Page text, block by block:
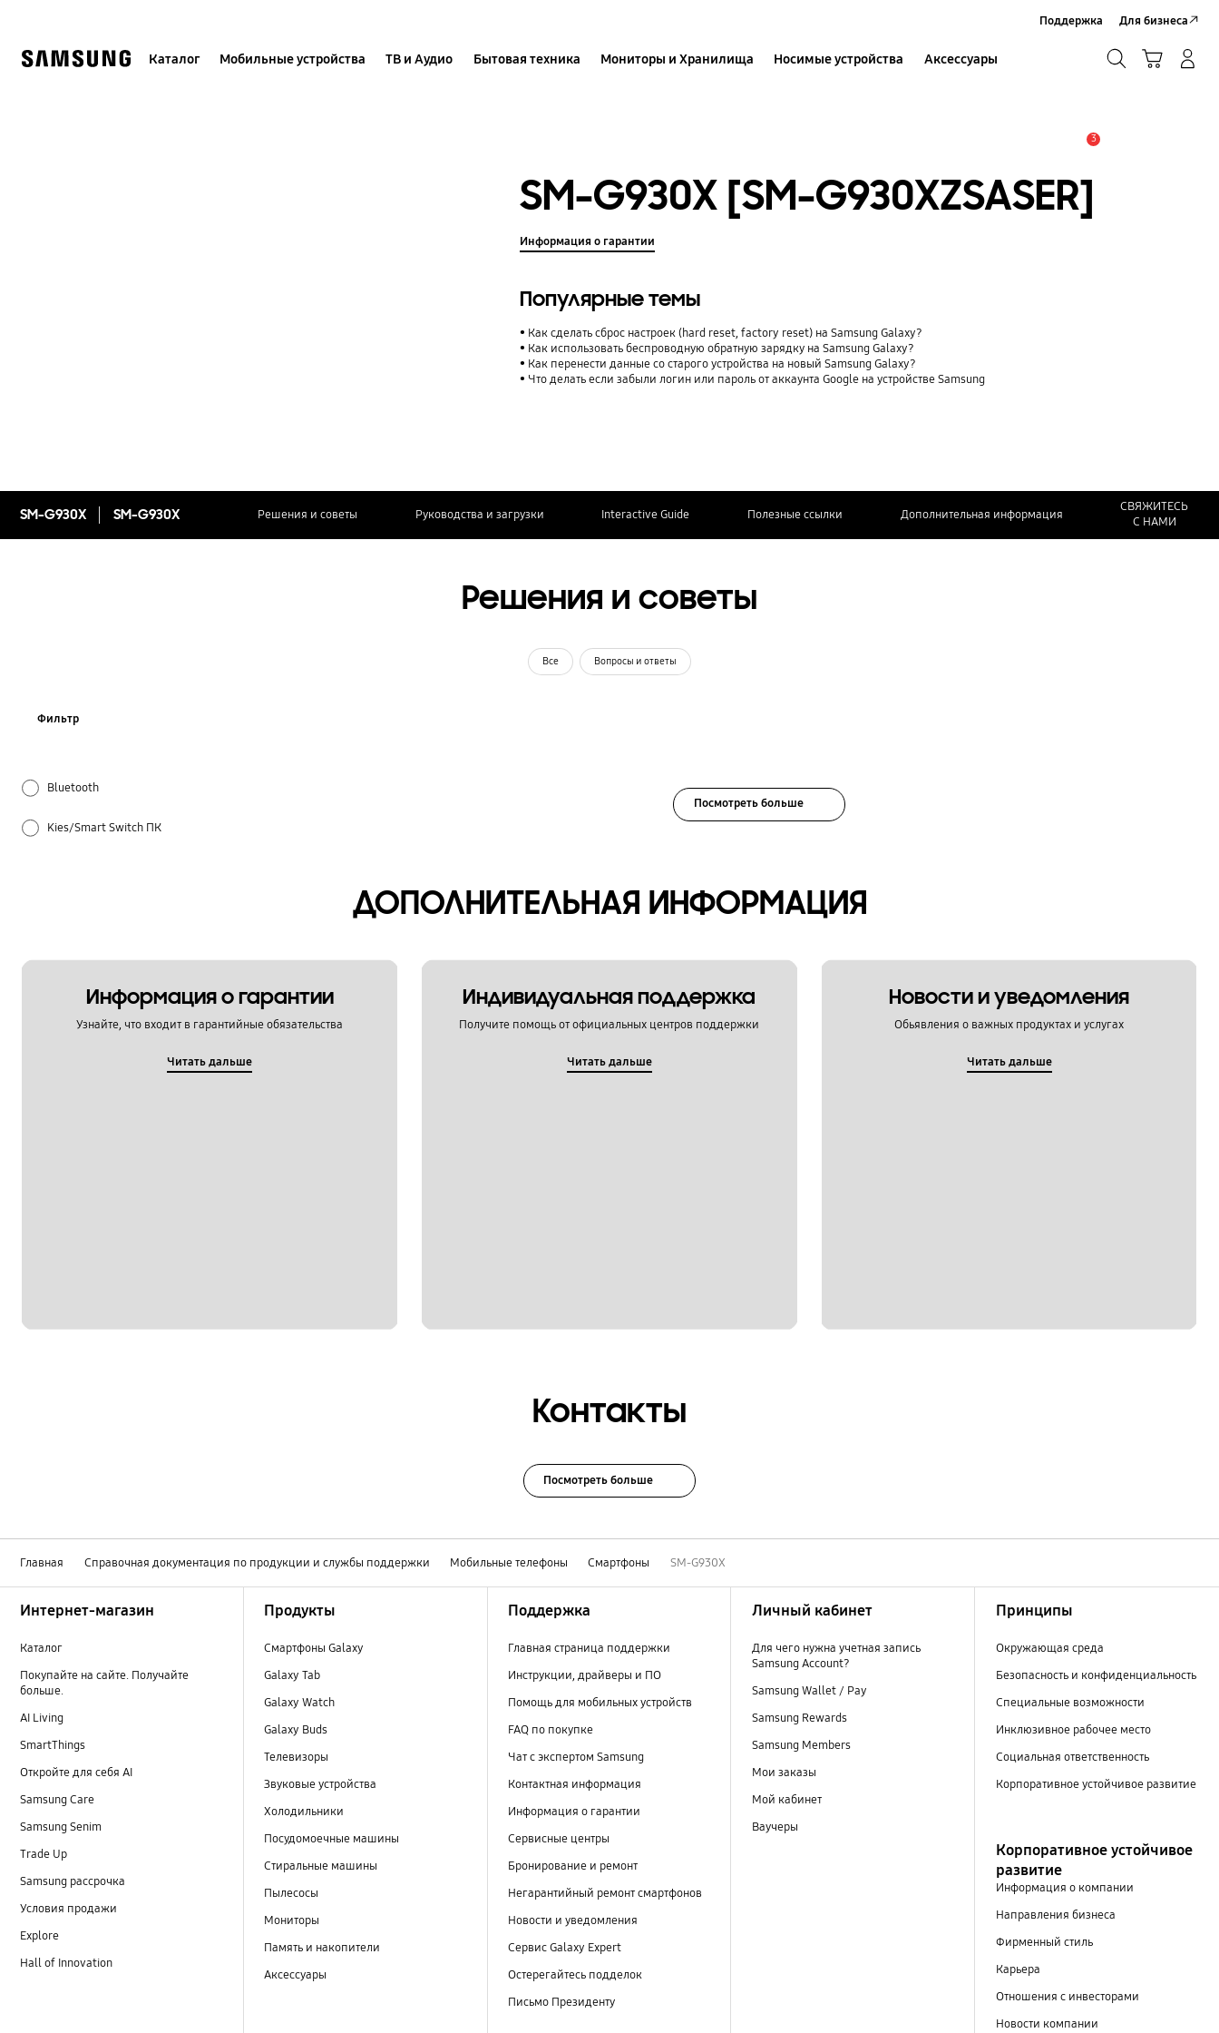
Каталог Мобильные устройства ТВ и Аудио Бытовая техника Мониторы и Хранилища Носимые устройства Аксессуары
Поддержка Для бизнеса
3
SM-G930X [SM-G930XZSASER]
Информация о гарантии
Популярные темы
Как сделать сброс настроек (hard reset, factory reset) на Samsung Galaxy?
Как использовать беспроводную обратную зарядку на Samsung Galaxy?
Как перенести данные со старого устройства на новый Samsung Galaxy?
Что делать если забыли логин или пароль от аккаунта Google на устройстве Samsung
SM-G930X SM-G930X Решения и советы Руководства и загрузки Interactive Guide Полезные ссылки Дополнительная информация
СВЯЖИТЕСЬ
С НАМИ
Решения и советы
Все Вопросы и ответы
Фильтр
Bluetooth
Kies/Smart Switch ПК
Беспроводной интернет / Wi-Fi
Блокировка
Звук / Динамик / Микрофон
Посмотреть больше
ДОПОЛНИТЕЛЬНАЯ ИНФОРМАЦИЯ
Информация о гарантии
Узнайте, что входит в гарантийные обязательства
Читать дальше
Индивидуальная поддержка
Получите помощь от официальных центров поддержки
Читать дальше
Новости и уведомления
Обьявления о важных продуктах и услугах
Читать дальше
Контакты
Посмотреть больше
Главная Справочная документация по продукции и службы поддержки Мобильные телефоны Смартфоны SM-G930X
Интернет-магазин
Каталог
Покупайте на сайте. Получайте
больше.
AI Living
SmartThings
Откройте для себя AI
Samsung Care
Samsung Senim
Trade Up
Samsung рассрочка
Условия продажи
Explore
Hall of Innovation
Продукты
Смартфоны Galaxy
Galaxy Tab
Galaxy Watch
Galaxy Buds
Телевизоры
Звуковые устройства
Холодильники
Посудомоечные машины
Стиральные машины
Пылесосы
Мониторы
Память и накопители
Аксессуары
Поддержка
Главная страница поддержки
Инструкции, драйверы и ПО
Помощь для мобильных устройств
FAQ по покупке
Чат с экспертом Samsung
Контактная информация
Информация о гарантии
Сервисные центры
Бронирование и ремонт
Негарантийный ремонт смартфонов
Новости и уведомления
Сервис Galaxy Expert
Остерегайтесь подделок
Письмо Президенту
Личный кабинет
Для чего нужна учетная запись
Samsung Account?
Samsung Wallet / Pay
Samsung Rewards
Samsung Members
Мои заказы
Мой кабинет
Ваучеры
Принципы
Окружающая среда
Безопасность и конфиденциальность
Специальные возможности
Инклюзивное рабочее место
Социальная ответственность
Корпоративное устойчивое развитие
Корпоративное устойчивое
развитие
Информация о компании
Направления бизнеса
Фирменный стиль
Карьера
Отношения с инвесторами
Новости компании